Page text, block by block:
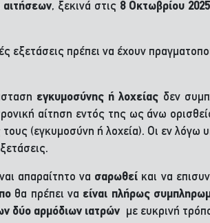
, ξεκινά στις8 Οκτωβρίου
εξετάσεις πρέπει να έχουν
εγκυμοσύνης ή λοχείας δεν
αίτηση εντός της ως άνω
(εγκυμοσύνη ή λοχεία). Οι εν
απαραίτητο να σαρωθεί και να
θα πρέπει να είναι πλήρως
δύο αρμόδιων ιατρών με ευκρινή